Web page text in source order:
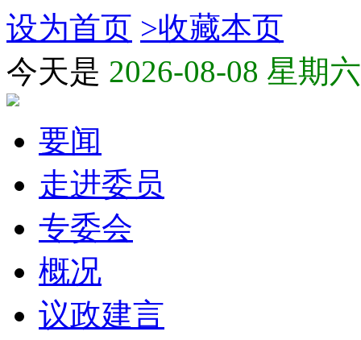
设为首页 >收藏本页
今天是 2026-08-08 星期六
要闻
走进委员
专委会
概况
议政建言